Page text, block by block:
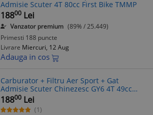
Admisie Scuter 4T 80cc First Bike TMMP
18800 Lei
Vanzator premium (89% / 25.449)
Primesti 188 puncte
Livrare Miercuri, 12 Aug
Adauga in cos
Carburator + Filtru Aer Sport + Gat
Admisie Scuter Chinezesc GY6 4T 49cc
50cc 60cc
18800 Lei
(1)